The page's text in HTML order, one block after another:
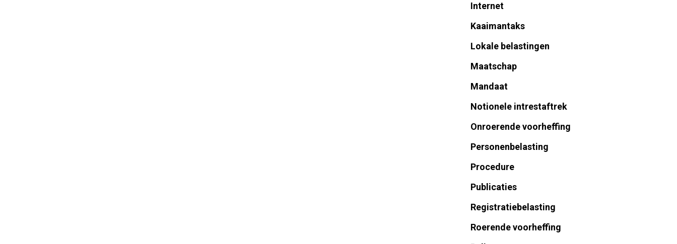
Internet
Kaaimantaks
Lokale belastingen
Maatschap
Mandaat
Notionele intrestaftrek
Onroerende voorheffing
Personenbelasting
Procedure
Publicaties
Registratiebelasting
Roerende voorheffing